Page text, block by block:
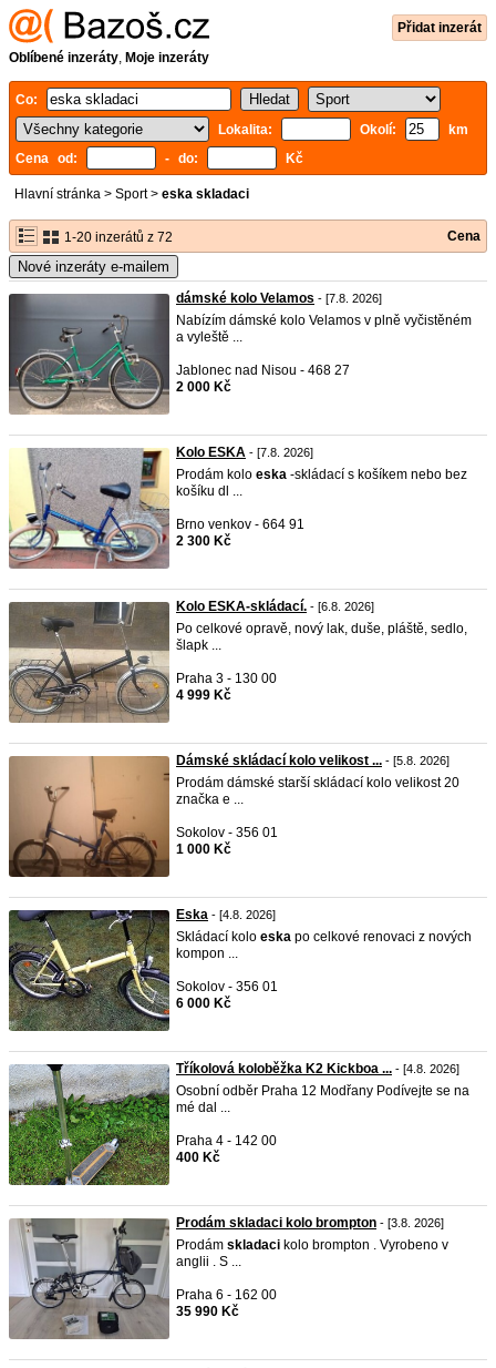
Přidat inzerát
Oblíbené inzeráty, Moje inzeráty
Co:
Lokalita:
Okolí:
km
Cena od:
- do: Kč
Hlavní stránka > Sport> eska skladaci
1-20 inzerátů z 72 Cena
Nové inzeráty e-mailem
dámské kolo Velamos - [7.8. 2026]
Nabízím dámské kolo Velamos v plně vyčistěném
a vyleště ...
Jablonec nad Nisou - 468 27
2 000 Kč
Kolo ESKA - [7.8. 2026]
Prodám kolo eska -skládací s košíkem nebo bez
košíku dl ...
Brno venkov - 664 91
2 300 Kč
Kolo ESKA-skládací. - [6.8. 2026]
Po celkové opravě, nový lak, duše, pláště, sedlo,
šlapk ...
Praha 3 - 130 00
4 999 Kč
Dámské skládací kolo velikost ... - [5.8. 2026]
Prodám dámské starší skládací kolo velikost 20
značka e ...
Sokolov - 356 01
1 000 Kč
Eska - [4.8. 2026]
Skládací kolo eska po celkové renovaci z nových
kompon ...
Sokolov - 356 01
6 000 Kč
Tříkolová koloběžka K2 Kickboa ... - [4.8. 2026]
Osobní odběr Praha 12 Modřany Podívejte se na
mé dal ...
Praha 4 - 142 00
400 Kč
Prodám skladaci kolo brompton - [3.8. 2026]
Prodám skladaci kolo brompton . Vyrobeno v
anglii . S ...
Praha 6 - 162 00
35 990 Kč